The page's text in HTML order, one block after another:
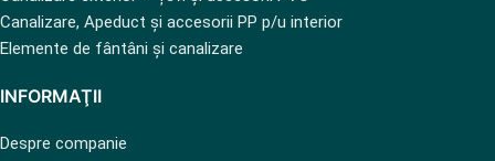
Canalizare, Apeduct și accesorii PP p/u interior
Elemente de fântâni și canalizare
INFORMAŢII
Despre companie